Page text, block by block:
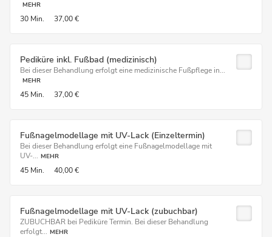
MEHR
30 Min. 37,00 €
Pediküre inkl. Fußbad (medizinisch)
Bei dieser Behandlung erfolgt eine medizinische Fußpflege in...
MEHR
45 Min. 37,00 €
Fußnagelmodellage mit UV-Lack (Einzeltermin)
Bei dieser Behandlung erfolgt eine Fußnagelmodellage mit
UV-... MEHR
45 Min. 40,00 €
Fußnagelmodellage mit UV-Lack (zubuchbar)
ZUBUCHBAR bei Pediküre Termin. Bei dieser Behandlung
erfolgt... MEHR